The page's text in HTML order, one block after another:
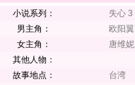
小说系列：
失心 3
男主角：
欧阳翼
女主角：
唐维妮
其他人物：
故事地点：
台湾